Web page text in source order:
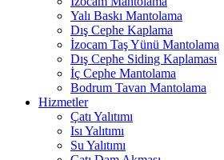
Yalı Baskı Mantolama
Dış Cephe Kaplama
İzocam Taş Yünü Mantolama
Dış Cephe Siding Kaplaması
İç Cephe Mantolama
Bodrum Tavan Mantolama
Hizmetler
Çatı Yalıtımı
Isı Yalıtımı
Su Yalıtımı